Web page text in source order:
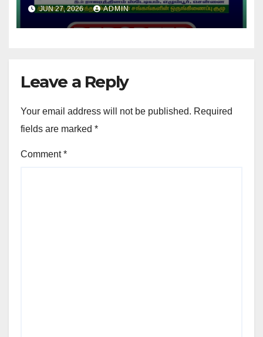
JUN 27, 2026 ADMIN
Leave a Reply
Your email address will not be published. Required
fields are marked *
Comment*